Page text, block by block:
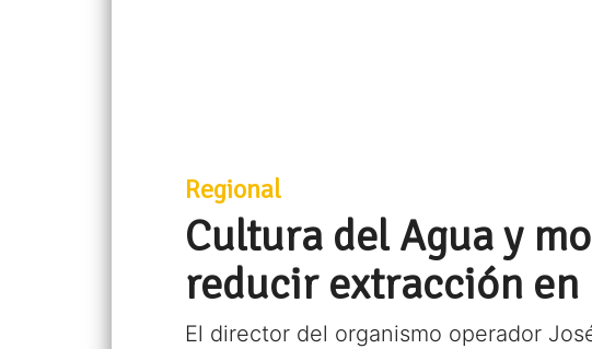
Regional
Cultura del Agua y
reducir extracción en
El director del organismo operador